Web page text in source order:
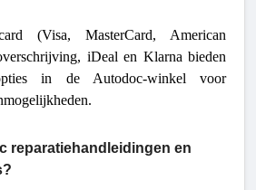
(Visa, MasterCard, American
iDeal en Klarna bieden
in de Autodoc-winkel voor
reparatiehandleidingen en